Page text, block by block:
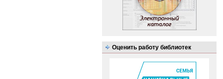
Оценить работу библиотек